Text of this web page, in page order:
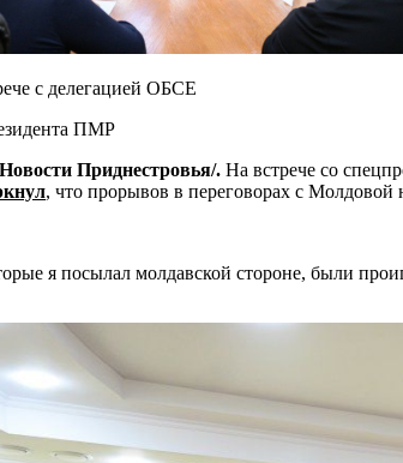
с делегацией ОБСЕ
ПМР
Приднестровья/. На встрече со
, что прорывов в переговорах с
я посылал молдавской стороне, были